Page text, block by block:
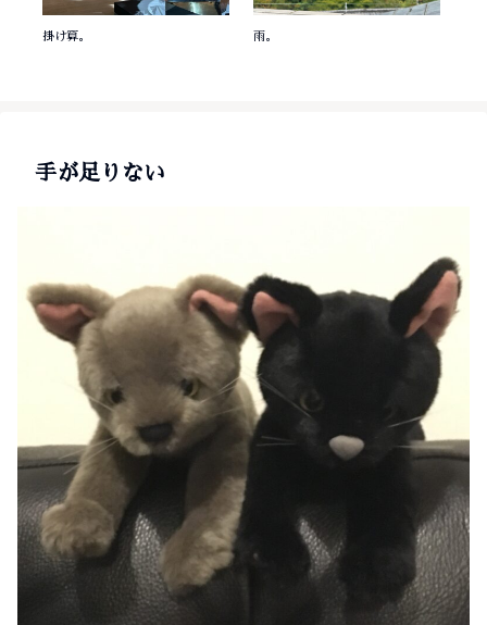
掛け算。 雨。
手が足りない